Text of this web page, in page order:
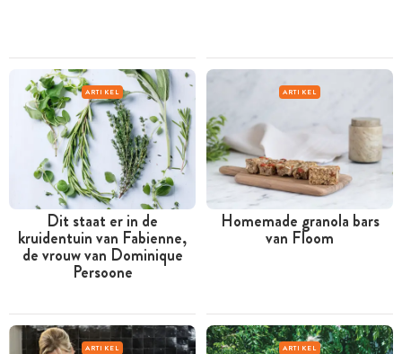
ARTIKEL
Dit staat er in de
kruidentuin van Fabienne,
de vrouw van Dominique
Persoone
ARTIKEL
Homemade granola bars
van Floom
ARTIKEL ARTIKEL